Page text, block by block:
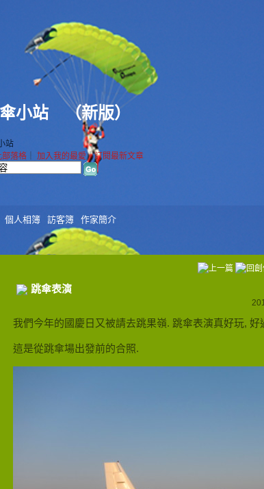
小站 （新版）
個人相簿 訪客簿 作家簡介
部落格 加入我的最愛｜訂閱最新文章
站
跳傘表演
我們今年的國慶日又被請去跳果嶺. 跳傘表演真好玩, 好
這是從跳傘場出發前的合照.